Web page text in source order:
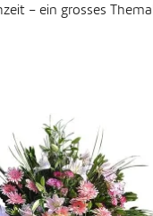
– ein grosses